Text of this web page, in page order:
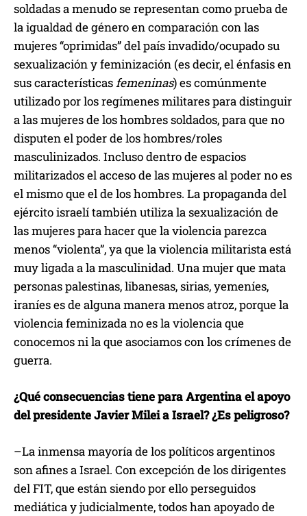
soldadas a menudo se representan como prueba de
la igualdad de género en comparación con las
mujeres “oprimidas” del país invadido/ocupado su
sexualización y feminización (es decir, el énfasis en
sus característicasfemeninas) es comúnmente
utilizado por los regímenes militares para distinguir
a las mujeres de los hombres soldados, para que no
disputen el poder de los hombres/roles
masculinizados. Incluso dentro de espacios
militarizados el acceso de las mujeres al poder no es
el mismo que el de los hombres. La propaganda del
ejército israelí también utiliza la sexualización de
las mujeres para hacer que la violencia parezca
menos “violenta”, ya que la violencia militarista está
muy ligada a la masculinidad. Una mujer que mata
personas palestinas, libanesas, sirias, yemeníes,
iraníes es de alguna manera menos atroz, porque la
violencia feminizada no es la violencia que
conocemos ni la que asociamos con los crímenes de
guerra.
¿Qué consecuencias tiene para Argentina el apoyo
del presidente Javier Milei a Israel? ¿Es peligroso?
–La inmensa mayoría de los políticos argentinos
son afines a Israel. Con excepción de los dirigentes
del FIT, que están siendo por ello perseguidos
mediática y judicialmente, todos han apoyado de